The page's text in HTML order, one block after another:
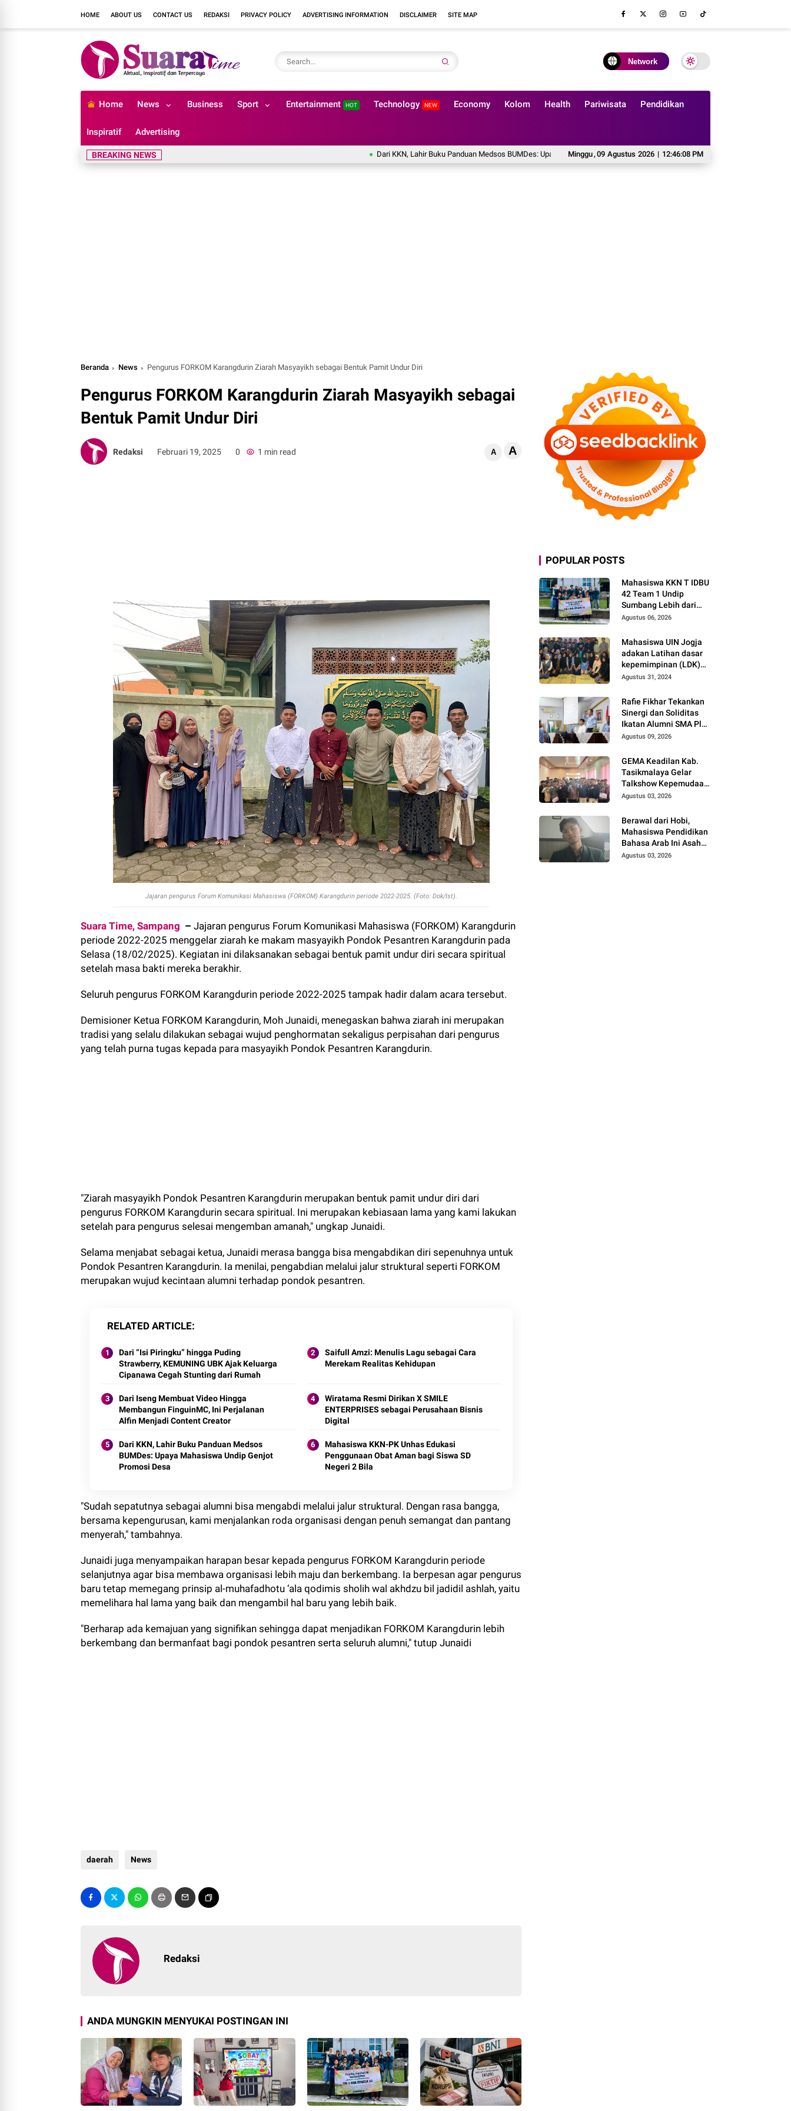
HOME ABOUT US CONTACT US REDAKSI PRIVACY POLICY ADVERTISING INFORMATION DISCLAIMER SITE MAP
Network
Home News Business Sport Entertainment HOT Technology NEW Economy Kolom Health Pariwisata Pendidikan
Inspiratif Advertising
Minggu,09 Agustus 2026 | 12:46:09 PM
BREAKING NEWS Dari KKN, Lahir Buku Panduan Medsos BUMDes: Upaya Mahasiswa Undip Genjot Promosi Desa Rafie Fikhar Tekankan Sinergi
Beranda News Pengurus FORKOM Karangdurin Ziarah Masyayikh sebagai Bentuk Pamit Undur Diri
Pengurus FORKOM Karangdurin Ziarah Masyayikh sebagai
Bentuk Pamit Undur Diri
Redaksi Februari 19, 2025 0 1 min read A A
Jajaran pengurus Forum Komunikasi Mahasiswa (FORKOM) Karangdurin periode 2022-2025. (Foto: Dok/Ist).
Suara Time, Sampang – Jajaran pengurus Forum Komunikasi Mahasiswa (FORKOM) Karangdurin
periode 2022-2025 menggelar ziarah ke makam masyayikh Pondok Pesantren Karangdurin pada
Selasa (18/02/2025). Kegiatan ini dilaksanakan sebagai bentuk pamit undur diri secara spiritual
setelah masa bakti mereka berakhir.
Seluruh pengurus FORKOM Karangdurin periode 2022-2025 tampak hadir dalam acara tersebut.
Demisioner Ketua FORKOM Karangdurin, Moh Junaidi, menegaskan bahwa ziarah ini merupakan
tradisi yang selalu dilakukan sebagai wujud penghormatan sekaligus perpisahan dari pengurus
yang telah purna tugas kepada para masyayikh Pondok Pesantren Karangdurin.
"Ziarah masyayikh Pondok Pesantren Karangdurin merupakan bentuk pamit undur diri dari
pengurus FORKOM Karangdurin secara spiritual. Ini merupakan kebiasaan lama yang kami lakukan
setelah para pengurus selesai mengemban amanah," ungkap Junaidi.
Selama menjabat sebagai ketua, Junaidi merasa bangga bisa mengabdikan diri sepenuhnya untuk
Pondok Pesantren Karangdurin. Ia menilai, pengabdian melalui jalur struktural seperti FORKOM
merupakan wujud kecintaan alumni terhadap pondok pesantren.
RELATED ARTICLE
Dari “Isi Piringku” hingga Puding
Strawberry, KEMUNING UBK Ajak Keluarga
Cipanawa Cegah Stunting dari Rumah
Saifull Amzi: Menulis Lagu sebagai Cara
Merekam Realitas Kehidupan
Dari Iseng Membuat Video Hingga
Membangun FinguinMC, Ini Perjalanan
Alfin Menjadi Content Creator
Wiratama Resmi Dirikan X SMILE
ENTERPRISES sebagai Perusahaan Bisnis
Digital
Dari KKN, Lahir Buku Panduan Medsos
BUMDes: Upaya Mahasiswa Undip Genjot
Promosi Desa
Mahasiswa KKN-PK Unhas Edukasi
Penggunaan Obat Aman bagi Siswa SD
Negeri 2 Bila
"Sudah sepatutnya sebagai alumni bisa mengabdi melalui jalur struktural. Dengan rasa bangga,
bersama kepengurusan, kami menjalankan roda organisasi dengan penuh semangat dan pantang
menyerah," tambahnya.
Junaidi juga menyampaikan harapan besar kepada pengurus FORKOM Karangdurin periode
selanjutnya agar bisa membawa organisasi lebih maju dan berkembang. Ia berpesan agar pengurus
baru tetap memegang prinsip al-muhafadhotu ‘ala qodimis sholih wal akhdzu bil jadidil ashlah, yaitu
memelihara hal lama yang baik dan mengambil hal baru yang lebih baik.
"Berharap ada kemajuan yang signifikan sehingga dapat menjadikan FORKOM Karangdurin lebih
berkembang dan bermanfaat bagi pondok pesantren serta seluruh alumni," tutup Junaidi
daerah News
Redaksi
ANDA MUNGKIN MENYUKAI POSTINGAN INI
POPULAR POSTS
Mahasiswa KKN T IDBU
42 Team 1 Undip
Sumbang Lebih dari
Rp5,7 Juta bagi UMKM
Agustus 06, 2026
Mahasiswa UIN Jogja
adakan Latihan dasar
kepemimpinan (LDK)
untuk Karang taruna
Agustus 31, 2024
Rafie Fikhar Tekankan
Sinergi dan Soliditas
Ikatan Alumni SMA Plus
Astha Hannas demi
Agustus 09, 2026
GEMA Keadilan Kab.
Tasikmalaya Gelar
Talkshow Kepemudaan
"Peran Strategis
Bela Negara di Era
Post-Truth"
Agustus 03, 2026
Berawal dari Hobi,
Mahasiswa Pendidikan
Bahasa Arab Ini Asah
Skill Desain Lewat
Agustus 03, 2026